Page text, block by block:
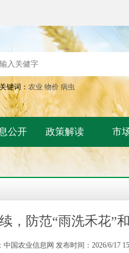
关键词： 农业 物价 病虫
公开 政策解读 市
，防范“雨洗禾花”
中国农业信息网 发布时间：2026/6/17